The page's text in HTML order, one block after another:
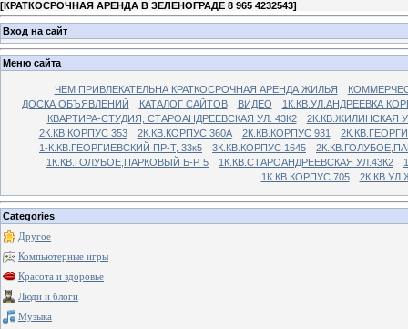
[КРАТКОСРОЧНАЯ АРЕНДА В ЗЕЛЕНОГРАДЕ 8 965 4232543]
Вход на сайт
Меню сайта
ЧЕМ ПРИВЛЕКАТЕЛЬНА КРАТКОСРОЧНАЯ АРЕНДА ЖИЛЬЯ
ДОСКА ОБЪЯВЛЕНИЙ
КАТАЛОГ САЙТОВ ВИДЕО
1К.КВ.УЛ.АНДРЕЕВКА
КВАРТИРА-СТУДИЯ, СТАРОАНДРЕЕВСКАЯ УЛ. 43К2
2К.КВ.ЖИЛИНСКАЯ
2К.КВ.КОРПУС 353
2К.КВ.КОРПУС 360А 2К.КВ.КОРПУС 931
1-К.КВ.ГЕОРГИЕВСКИЙ ПР-Т, 33к5
3К.КВ.КОРПУС 1645
1К.КВ.ГОЛУБОЕ,ПАРКОВЫЙ Б-Р. 5
1К.КВ.СТАРОАНДРЕЕВСКАЯ УЛ.43К2
1К.КВ.КОРПУС 705
Categories
Другое
Компьютерные игры
Красота и здоровье
Люди и блоги
Музыка